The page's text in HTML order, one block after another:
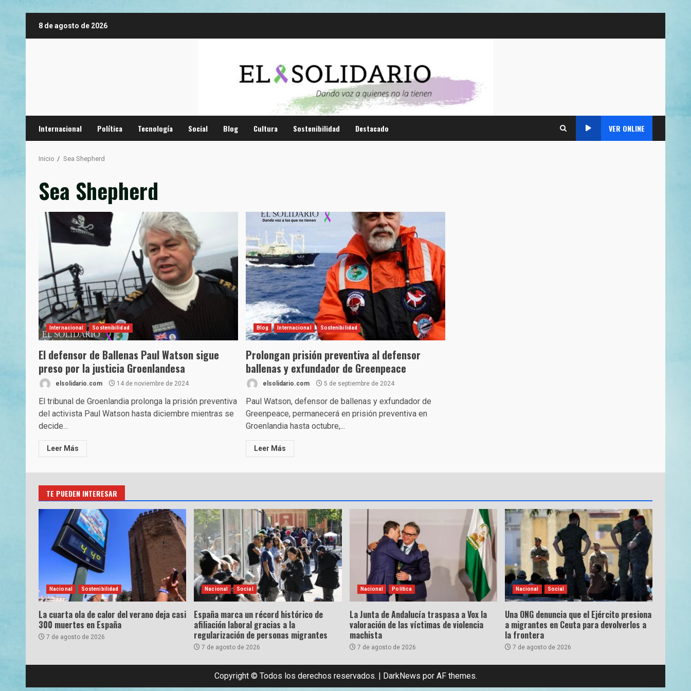
8 de agosto de 2026
Internacional Política Tecnología Social Blog Cultura Sostenibilidad Destacado VER ONLINE
Inicio Sea Shepherd
Sea Shepherd
Internacional Sostenibilidad
El defensor de Ballenas Paul Watson sigue
preso por la justicia Groenlandesa
elsolidario.com 14 de noviembre de 2024
El tribunal de Groenlandia prolonga la prisión preventiva
del activista Paul Watson hasta diciembre mientras se
decide...
Leer Más
Blog Internacional Sostenibilidad
Prolongan prisión preventiva al defensor
ballenas y exfundador de Greenpeace
elsolidario.com 5 de septiembre de 2024
Paul Watson, defensor de ballenas y exfundador de
Greenpeace, permanecerá en prisión preventiva en
Groenlandia hasta octubre,...
Leer Más
TE PUEDEN INTERESAR
Nacional Sostenibilidad
La cuarta ola de calor del verano deja casi
300 muertes en España
7 de agosto de 2026
Nacional Social
España marca un récord histórico de
afiliación laboral gracias a la
regularización de personas migrantes
7 de agosto de 2026
Nacional Política
La Junta de Andalucía traspasa a Vox la
valoración de las víctimas de violencia
machista
7 de agosto de 2026
Nacional Social
Una ONG denuncia que el Ejército presiona
a migrantes en Ceuta para devolverlos a
la frontera
7 de agosto de 2026
Copyright © Todos los derechos reservados. | DarkNews por AF themes.